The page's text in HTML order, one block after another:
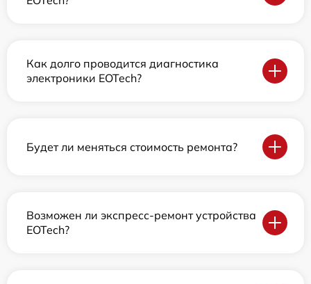
Как долго проводится диагностика
электроники EOTech?
Будет ли меняться стоимость ремонта?
Возможен ли экспресс-ремонт устройства
EOTech?